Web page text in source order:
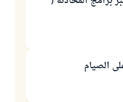
الصيام